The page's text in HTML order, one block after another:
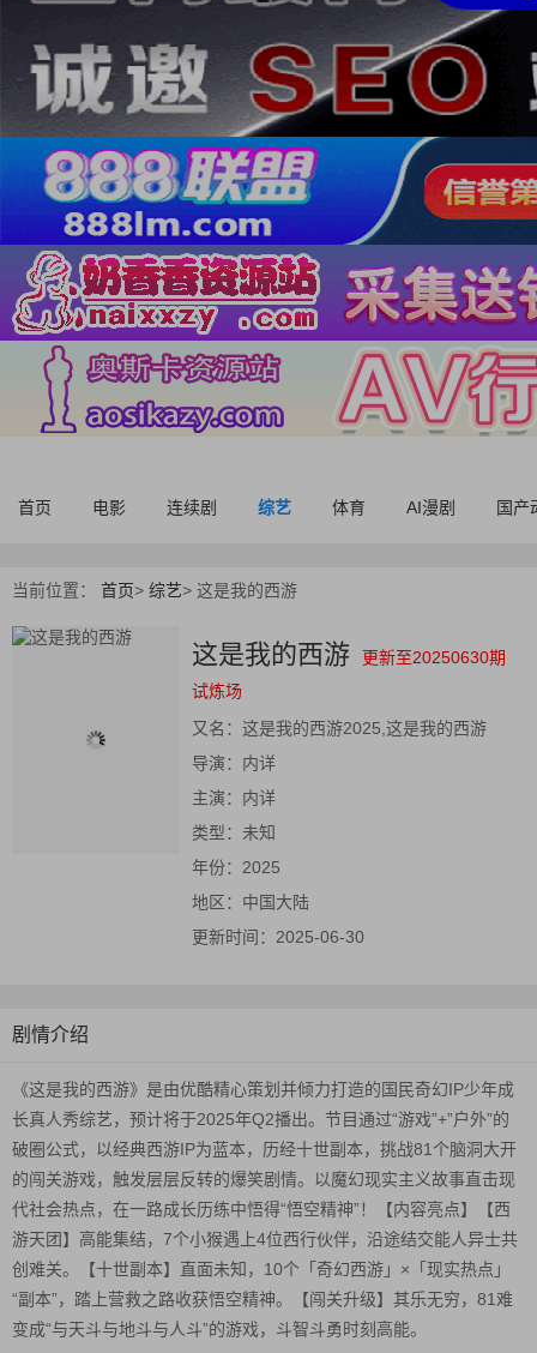
首页 电影 连续剧 综艺 体育 AI漫剧 国产
当前位置： 首页> 综艺> 这是我的西游
这是我的西游
更新至20250630期
试炼场
又名： 这是我的西游2025,这是我的西游
导演： 内详
主演： 内详
类型： 未知
年份： 2025
地区： 中国大陆
更新时间： 2025-06-30
剧情介绍
《这是我的西游》是由优酷精心策划并倾力打造的国民奇幻IP少年成
长真人秀综艺，预计将于2025年Q2播出。节目通过“游戏”+”户外”的
破圈公式，以经典西游IP为蓝本，历经十世副本，挑战81个脑洞大开
的闯关游戏，触发层层反转的爆笑剧情。以魔幻现实主义故事直击现
代社会热点，在一路成长历练中悟得“悟空精神”！【内容亮点】【西
游天团】高能集结，7个小猴遇上4位西行伙伴，沿途结交能人异士共
创难关。【十世副本】直面未知，10个「奇幻西游」×「现实热点」
“副本”，踏上营救之路收获悟空精神。【闯关升级】其乐无穷，81难
变成“与天斗与地斗与人斗”的游戏，斗智斗勇时刻高能。